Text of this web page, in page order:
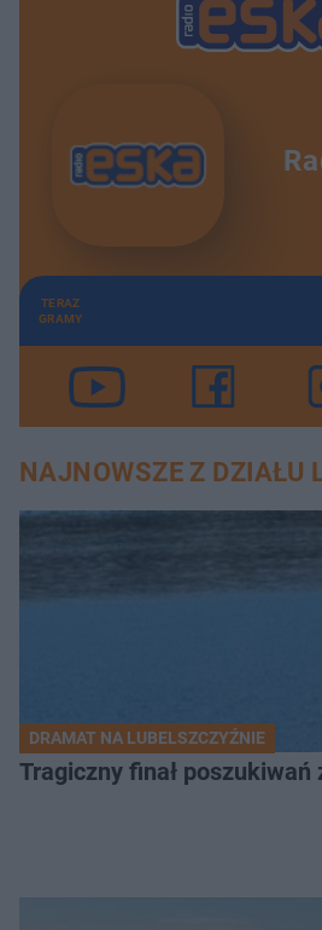
TERAZ
GRAMY
NAJNOWSZE Z DZIAŁU
DRAMAT NA LUBELSZCZYŹNIE
Tragiczny finał